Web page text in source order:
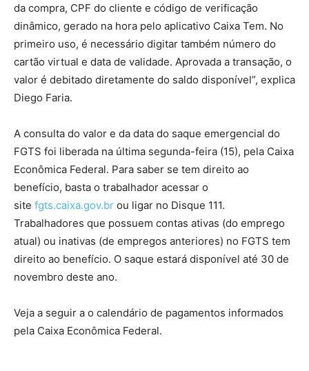
da compra, CPF do cliente e código de verificação
dinâmico, gerado na hora pelo aplicativo Caixa Tem. No
primeiro uso, é necessário digitar também número do
cartão virtual e data de validade. Aprovada a transação, o
valor é debitado diretamente do saldo disponível”, explica
Diego Faria.
A consulta do valor e da data do saque emergencial do
FGTS foi liberada na última segunda-feira (15), pela Caixa
Econômica Federal. Para saber se tem direito ao
benefício, basta o trabalhador acessar o
site fgts.caixa.gov.br ou ligar no Disque 111.
Trabalhadores que possuem contas ativas (do emprego
atual) ou inativas (de empregos anteriores) no FGTS tem
direito ao benefício. O saque estará disponível até 30 de
novembro deste ano.
Veja a seguir a o calendário de pagamentos informados
pela Caixa Econômica Federal.